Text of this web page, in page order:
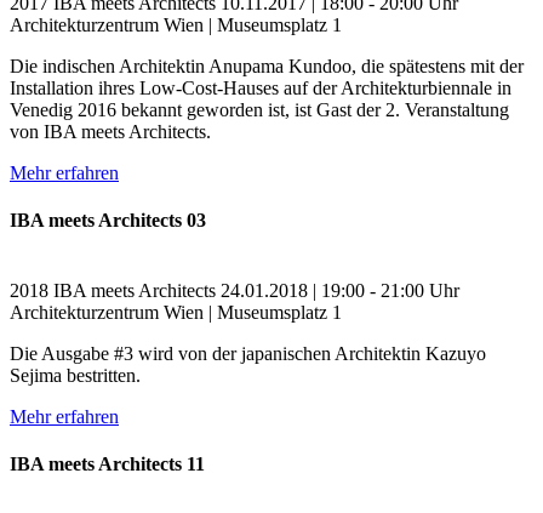
Architekturzentrum Wien | Museumsplatz 1
Die indischen Architektin Anupama Kundoo, die spätestens mit der
Installation ihres Low-Cost-Hauses auf der Architekturbiennale in
Venedig 2016 bekannt geworden ist, ist Gast der 2. Veranstaltung
von IBA meets Architects.
Mehr erfahren
IBA meets Architects 03
2018 IBA meets Architects 24.01.2018 | 19:00 - 21:00 Uhr
Architekturzentrum Wien | Museumsplatz 1
Die Ausgabe #3 wird von der japanischen Architektin Kazuyo
Sejima bestritten.
Mehr erfahren
IBA meets Architects 11